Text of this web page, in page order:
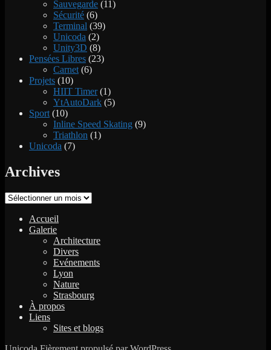
Sauvegarde (11)
Sécurité (6)
Terminal (39)
Unicoda (2)
Unity3D (8)
Pensées Libres (23)
Carnet (6)
Projets (10)
HIIT Timer(1)
YtAutoDark (5)
Sport (10)
Inline Speed Skating (9)
Triathlon (1)
Unicoda (7)
Archives
Archives
Accueil
Galerie
Architecture
Divers
Evénements
Lyon
Nature
Strasbourg
À propos
Liens
Sites et blogs